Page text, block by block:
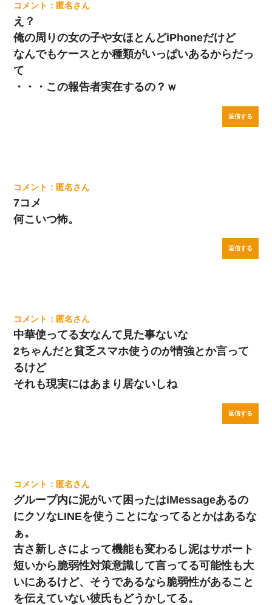
匿名
え？
俺の周りの女の子や女ほとんどiPhoneだけど
なんでもケースとか種類がいっぱいあるからだっ
て
・・・この報告者実在するの？ｗ
返信する
匿名
7コメ
何こいつ怖。
返信する
匿名
中華使ってる女なんて見た事ないな
2ちゃんだと貧乏スマホ使うのが情強とか言って
るけど
それも現実にはあまり居ないしね
返信する
匿名
グループ内に泥がいて困ったはiMessageあるの
にクソなLINEを使うことになってるとかはあるな
ぁ。
古さ新しさによって機能も変わるし泥はサポート
短いから脆弱性対策意識して言ってる可能性も大
いにあるけど、そうであるなら脆弱性があること
を伝えていない彼氏もどうかしてる。